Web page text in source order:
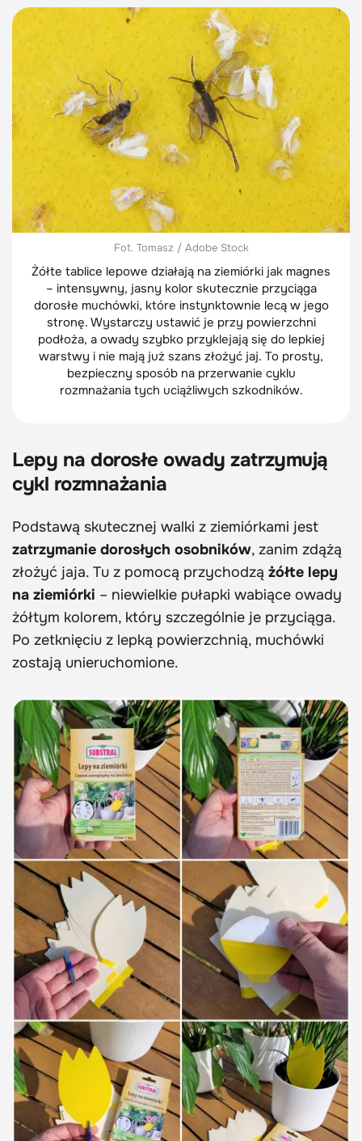
Fot. Tomasz / Adobe Stock
Żółte tablice lepowe działają na ziemiórki jak magnes
– intensywny, jasny kolor skutecznie przyciąga
dorosłe muchówki, które instynktownie lecą w jego
stronę. Wystarczy ustawić je przy powierzchni
podłoża, a owady szybko przyklejają się do lepkiej
warstwy i nie mają już szans złożyć jaj. To prosty,
bezpieczny sposób na przerwanie cyklu
rozmnażania tych uciążliwych szkodników.
Lepy na dorosłe owady zatrzymują
cykl rozmnażania
Podstawą skutecznej walki z ziemiórkami jest
zatrzymanie dorosłych osobników, zanim zdążą
złożyć jaja. Tu z pomocą przychodzą żółte lepy
na ziemiórki – niewielkie pułapki wabiące owady
żółtym kolorem, który szczególnie je przyciąga.
Po zetknięciu z lepką powierzchnią, muchówki
zostają unieruchomione.